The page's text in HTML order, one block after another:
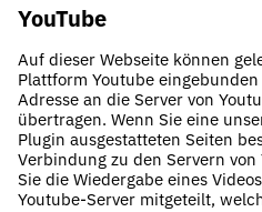
YouTube
Auf dieser Webseite können
Plattform Youtube
Adresse an die Server von
übertragen. Wenn Sie eine
Plugin ausgestatteten Seiten
Verbindung zu den Servern
Sie die Wiedergabe eines
Youtube-Server mitgeteilt,